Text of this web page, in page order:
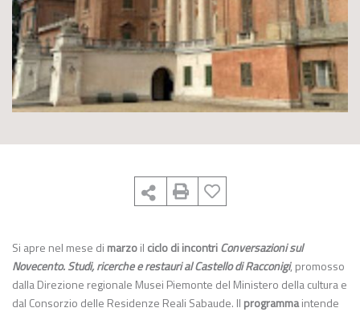
Si apre nel mese di marzoil ciclo di incontriConversazioni sul
Novecento. Studi, ricerche e restauri al Castello di Racconigi, promosso
dalla Direzione regionale Musei Piemonte del Ministero della cultura e
dal Consorzio delle Residenze Reali Sabaude. Il programmaintende